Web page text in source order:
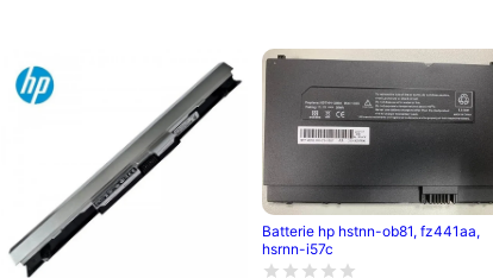
Batterie hp hstnn-ob81, fz441aa,
hsrnn-i57c